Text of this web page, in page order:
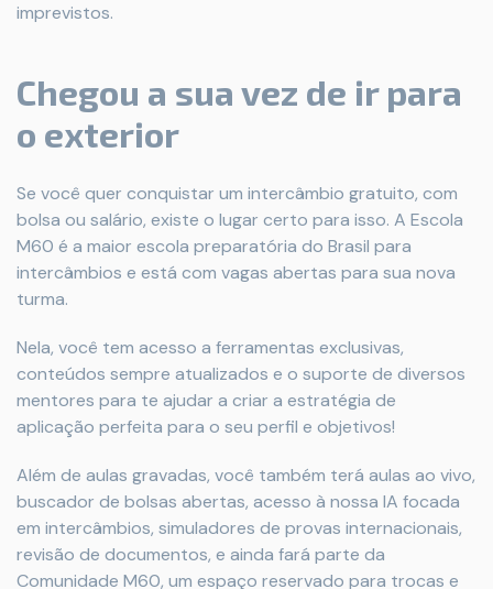
imprevistos.
Chegou a sua vez de ir para
o exterior
Se você quer conquistar um intercâmbio gratuito, com
bolsa ou salário, existe o lugar certo para isso. A Escola
M60 é a maior escola preparatória do Brasil para
intercâmbios e está com vagas abertas para sua nova
turma.
Nela, você tem acesso a ferramentas exclusivas,
conteúdos sempre atualizados e o suporte de diversos
mentores para te ajudar a criar a estratégia de
aplicação perfeita para o seu perfil e objetivos!
Além de aulas gravadas, você também terá aulas ao vivo,
buscador de bolsas abertas, acesso à nossa IA focada
em intercâmbios, simuladores de provas internacionais,
revisão de documentos, e ainda fará parte da
Comunidade M60, um espaço reservado para trocas e